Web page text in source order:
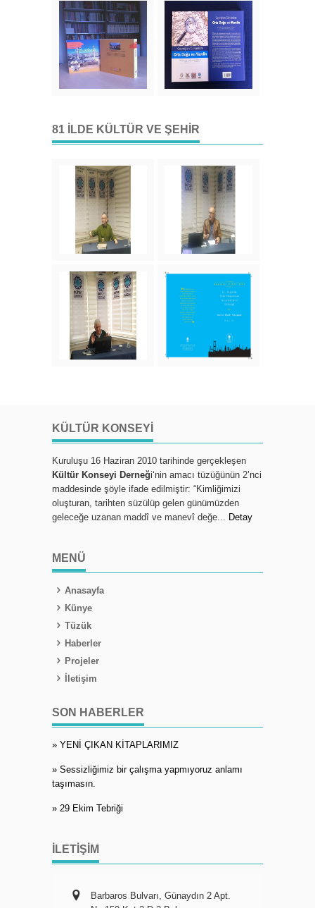
81 İLDE KÜLTÜR VE ŞEHIR
KÜLTÜR KONSEYI
Kuruluşu 16 Haziran 2010 tarihinde gerçekleşen
Kültür Konseyi Derneği‘nin amacı tüzüğünün 2’nci
maddesinde şöyle ifade edilmiştir: “Kimliğimizi
oluşturan, tarihten süzülüp gelen günümüzden
geleceğe uzanan maddî ve manevî değe... Detay
MENÜ
Anasayfa
Künye
Tüzük
Haberler
Projeler
İletişim
SON HABERLER
» YENİ ÇIKAN KİTAPLARIMIZ
» Sessizliğimiz bir çalışma yapmıyoruz anlamı
taşımasın.
» 29 Ekim Tebriği
İLETIŞIM
Barbaros Bulvarı, Günaydın 2 Apt.